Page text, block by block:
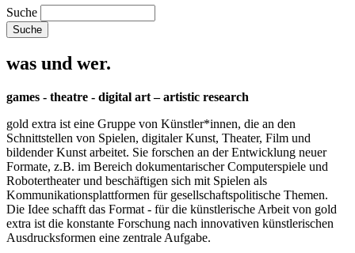
Suche
was und wer.
games - theatre - digital art – artistic research
gold extra ist eine Gruppe von Künstler*innen, die an den
Schnittstellen von Spielen, digitaler Kunst, Theater, Film und
bildender Kunst arbeitet. Sie forschen an der Entwicklung neuer
Formate, z.B. im Bereich dokumentarischer Computerspiele und
Robotertheater und beschäftigen sich mit Spielen als
Kommunikationsplattformen für gesellschaftspolitische Themen.
Die Idee schafft das Format - für die künstlerische Arbeit von gold
extra ist die konstante Forschung nach innovativen künstlerischen
Ausdrucksformen eine zentrale Aufgabe.